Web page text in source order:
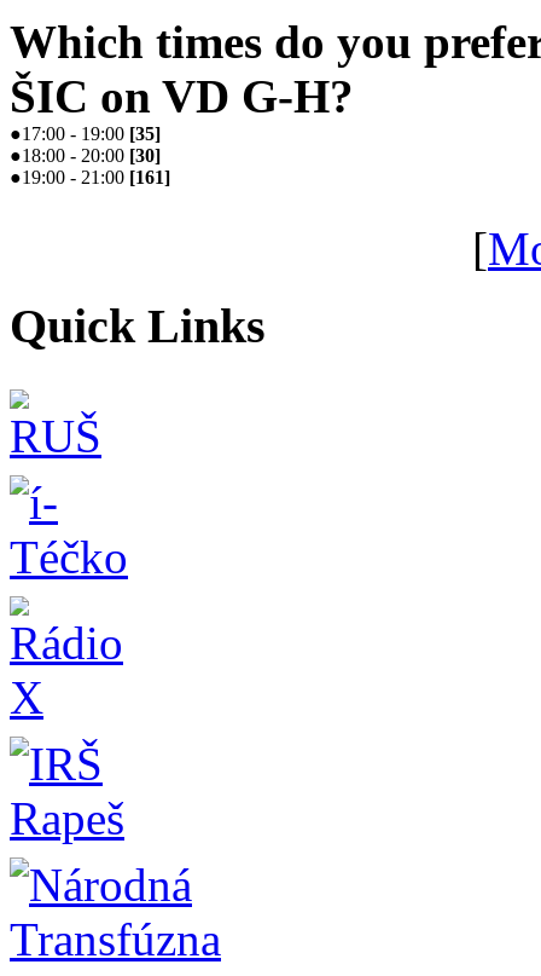
Which times do you
ŠIC on VD G-H?
●17:00 - 19:00 [35]
●18:00 - 20:00 [30]
●19:00 - 21:00 [161]
[
Quick Links